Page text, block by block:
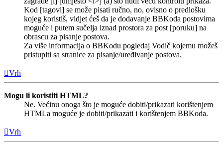
Kod [tagovi] se može pisati ručno, no, ovisno o predlošku
kojeg koristiš, vidjet ćeš da je dodavanje BBKoda postovima
moguće i putem sučelja iznad prostora za post [poruku] na
obrascu za pisanje postova.
Za više informacija o BBKodu pogledaj Vodič kojemu možeš
pristupiti sa stranice za pisanje/uređivanje postova.
Vrh
Mogu li koristiti HTML?
Ne. Većinu onoga što je moguće dobiti/prikazati korištenjem
HTMLa moguće je dobiti/prikazati i korištenjem BBKoda.
Vrh